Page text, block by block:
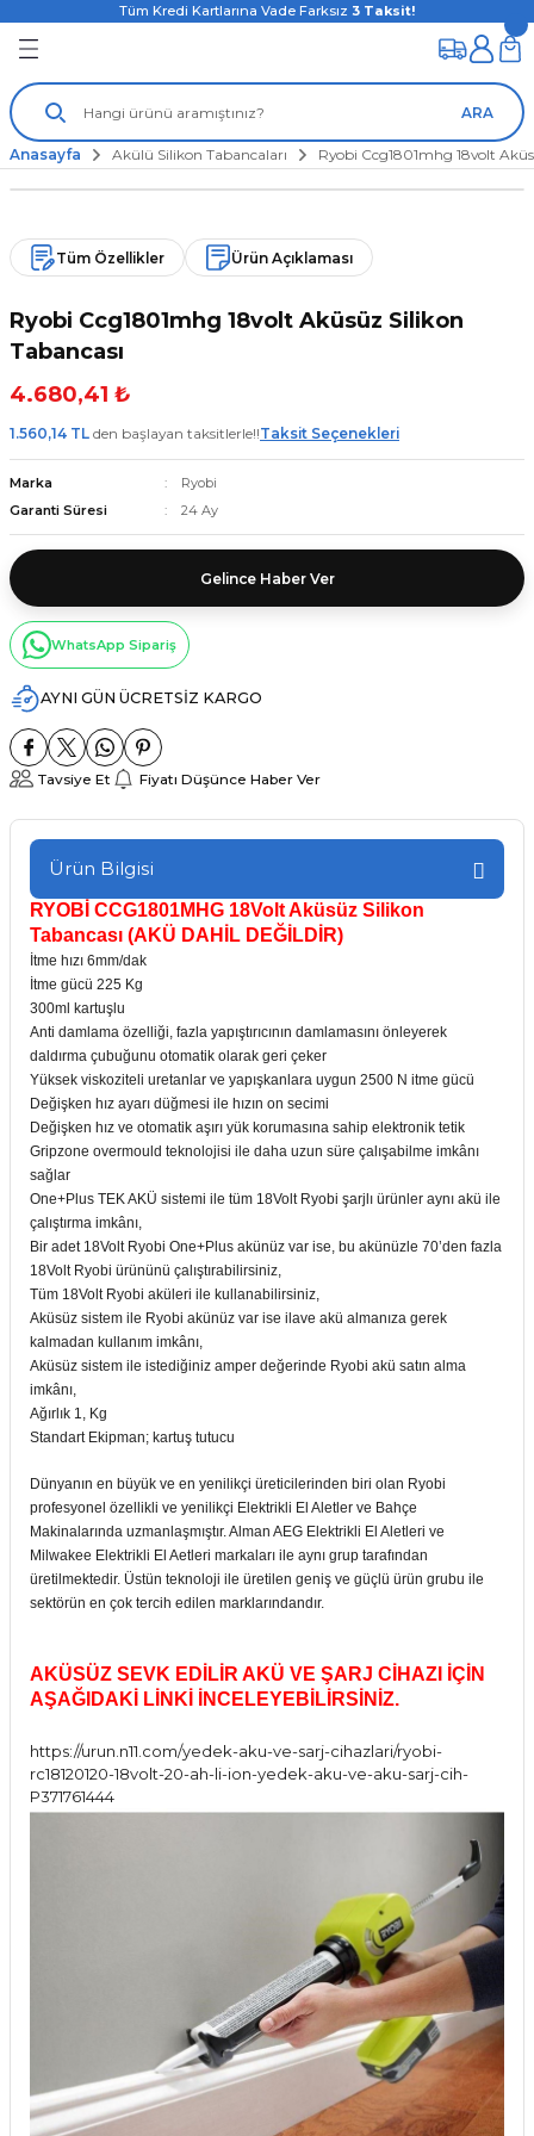
Tüm Kredi Kartlarına Vade Farksız 3 Taksit!
ARA
Anasayfa Akülü Silikon Tabancaları Ryobi Ccg1801mhg 18volt
Tüm Özellikler Ürün Açıklaması
Ryobi Ccg1801mhg 18volt Aküsüz Silikon
Tabancası
4.680,41 ₺
1.560,14 TL den başlayan taksitlerle!!Taksit Seçenekleri
Marka
Ryobi
Garanti Süresi
24 Ay
Gelince Haber Ver
WhatsApp Sipariş
AYNI GÜN ÜCRETSİZ KARGO
Tavsiye Et Fiyatı Düşünce Haber Ver
Ürün Bilgisi
RYOBİ CCG1801MHG 18Volt Aküsüz Silikon
Tabancası (AKÜ DAHİL DEĞİLDİR)
İtme hızı 6mm/dak
İtme gücü 225 Kg
300ml kartuşlu
Anti damlama özelliği, fazla yapıştırıcının damlamasını önleyerek
daldırma çubuğunu otomatik olarak geri çeker
Yüksek viskoziteli uretanlar ve yapışkanlara uygun 2500 N itme gücü
Değişken hız ayarı düğmesi ile hızın on secimi
Değişken hız ve otomatik aşırı yük korumasına sahip elektronik tetik
Gripzone overmould teknolojisi ile daha uzun süre çalışabilme imkânı
sağlar
One+Plus TEK AKÜ sistemi ile tüm 18Volt Ryobi şarjlı ürünler aynı akü ile
çalıştırma imkânı,
Bir adet 18Volt Ryobi One+Plus akünüz var ise, bu akünüzle 70’den fazla
18Volt Ryobi ürününü çalıştırabilirsiniz,
Tüm 18Volt Ryobi aküleri ile kullanabilirsiniz,
Aküsüz sistem ile Ryobi akünüz var ise ilave akü almanıza gerek
kalmadan kullanım imkânı,
Aküsüz sistem ile istediğiniz amper değerinde Ryobi akü satın alma
imkânı,
Ağırlık 1, Kg
Standart Ekipman; kartuş tutucu
Dünyanın en büyük ve en yenilikçi üreticilerinden biri olan Ryobi
profesyonel özellikli ve yenilikçi Elektrikli El Aletler ve Bahçe
Makinalarında uzmanlaşmıştır. Alman AEG Elektrikli El Aletleri ve
Milwakee Elektrikli El Aetleri markaları ile aynı grup tarafından
üretilmektedir. Üstün teknoloji ile üretilen geniş ve güçlü ürün grubu ile
sektörün en çok tercih edilen marklarındandır.
AKÜSÜZ SEVK EDİLİR AKÜ VE ŞARJ CİHAZI İÇİN
AŞAĞIDAKİ LİNKİ İNCELEYEBİLİRSİNİZ.
https://urun.n11.com/yedek-aku-ve-sarj-cihazlari/ryobi-
rc18120120-18volt-20-ah-li-ion-yedek-aku-ve-aku-sarj-cih-
P371761444